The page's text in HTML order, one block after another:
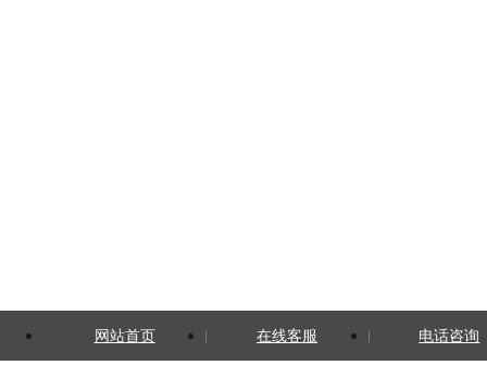
网站首页 在线客服 电话咨询